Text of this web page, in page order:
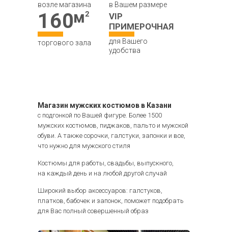
с подгонкой по Вашей фигуре. Более 1500
мужских костюмов, пиджаков, пальто и мужской
обуви. А также сорочки, галстуки, запонки и все,
что нужно для мужского стиля
Костюмы для работы, свадьбы, выпускного,
на каждый день и на любой другой случай
Широкий выбор аксессуаров: галстуков,
платков, бабочек и запонок, поможет подобрать
для Вас полный совершенный образ
возле магазина в Вашем размере
160
торгового зала
VIP
ПРИМЕРОЧНАЯ
для Вашего
удобства
Магазин мужских костюмов в Казани